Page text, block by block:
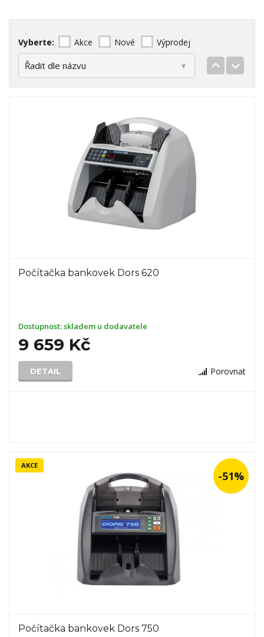
Vyberte: Akce Nové Výprodej
Počítačka bankovek Dors 620
Dostupnost:skladem u dodavatele
9 659 Kč
DETAIL Porovnat
Počítačka bankovek Dors 750
AKCE
-51%